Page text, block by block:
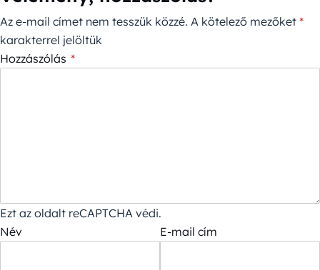
Az e-mail címet nem tesszük közzé. A kötelező mezőket *
karakterrel jelöltük
Hozzászólás *
Ezt az oldalt reCAPTCHA védi.
Név
E-mail cím